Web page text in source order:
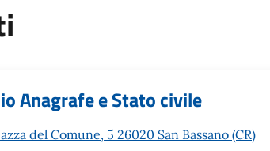
Anagrafe e Stato civile
del Comune, 5 26020 San Bassano (CR)